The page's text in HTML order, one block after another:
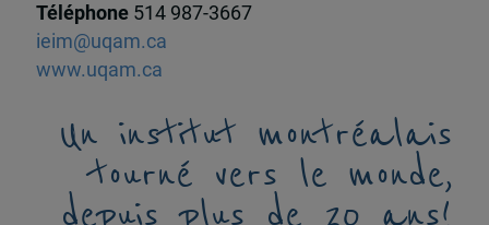
Téléphone 514 987-3667
ieim@uqam.ca
www.uqam.ca
Un institut montréalais
tourné vers le monde,